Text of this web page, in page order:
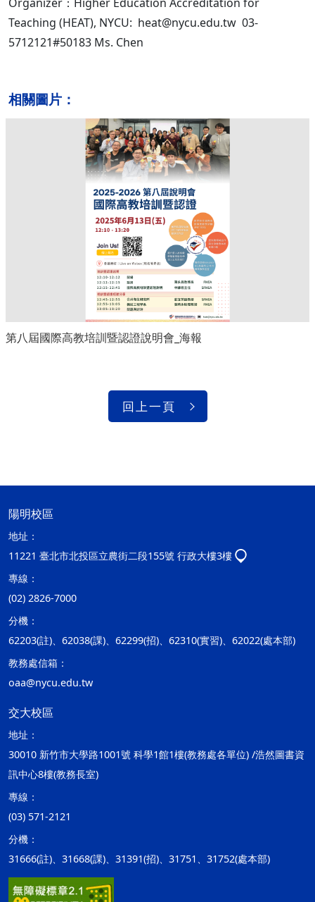
Teaching (HEAT), NYCU: heat@nycu.edu.tw 03-
5712121#50183 Ms. Chen
相關圖片：
第八屆國際高教培訓暨認證說明會_海報
回上一頁
陽明校區
地址：
11221 臺北市北投區立農街二段155號 行政大樓3樓
專線：
(02) 2826-7000
分機：
62203(註)、62038(課)、62299(招)、62310(實習)、62022(處本部)
教務處信箱：
oaa@nycu.edu.tw
交大校區
地址：
30010 新竹市大學路1001號 科學1館1樓(教務處各單位) /浩然圖書資
訊中心8樓(教務長室)
專線：
(03) 571-2121
分機：
31666(註)、31668(課)、31391(招)、31751、31752(處本部)